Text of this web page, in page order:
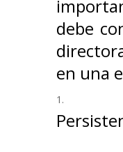
debe
en una